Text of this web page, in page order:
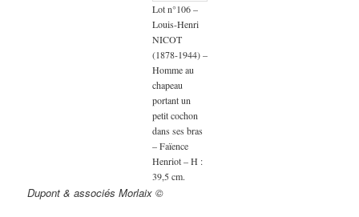
Lot n°106 –
Louis-Henri
NICOT
(1878-1944) –
Homme au
chapeau
portant un
petit cochon
dans ses bras
– Faïence
Henriot – H :
39,5 cm.
Dupont & associés Morlaix ©